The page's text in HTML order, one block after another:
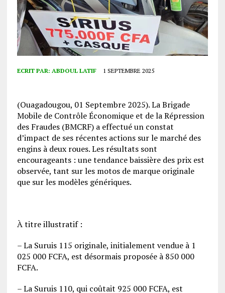
ECRIT PAR: ABDOUL LATIF 1 SEPTEMBRE 2025
(Ouagadougou, 01 Septembre 2025). La Brigade
Mobile de Contrôle Économique et de la Répression
des Fraudes (BMCRF) a effectué un constat
d’impact de ses récentes actions sur le marché des
engins à deux roues. Les résultats sont
encourageants : une tendance baissière des prix est
observée, tant sur les motos de marque originale
que sur les modèles génériques.
À titre illustratif :
– La Suruis 115 originale, initialement vendue à 1
025 000 FCFA, est désormais proposée à 850 000
FCFA.
– La Suruis 110, qui coûtait 925 000 FCFA, est